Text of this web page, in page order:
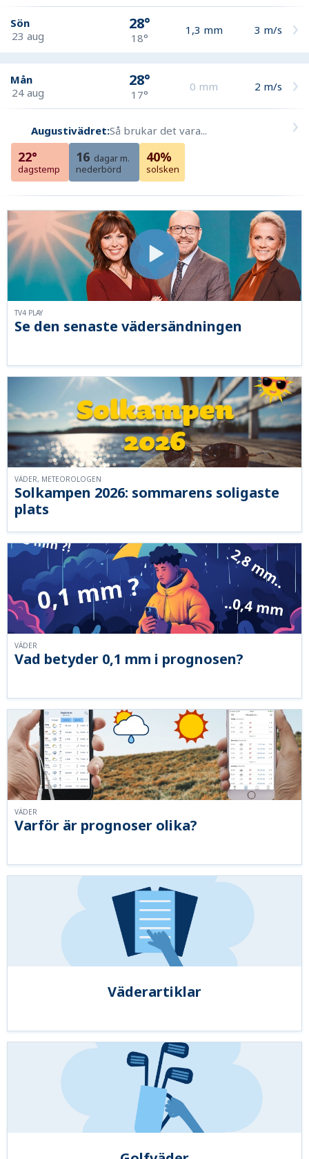
Sön
23 aug
28°
18°
1,3 mm 3 m/s
Mån
24 aug
28°
17°
0 mm 2 m/s
Augustivädret:Så brukar det vara...
22°
dagstemp
16 dagar m.
nederbörd
40%
solsken
Se den senaste vädersändningen
TV4 PLAY
Solkampen 2026: sommarens soligaste
plats
VÄDER, METEOROLOGEN
Vad betyder 0,1 mm i prognosen?
VÄDER
Varför är prognoser olika?
VÄDER
Väderartiklar